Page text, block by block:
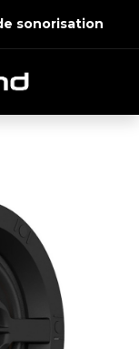
sonorisation